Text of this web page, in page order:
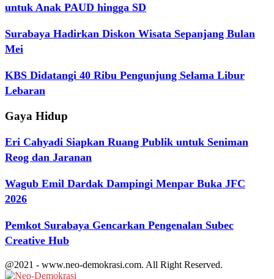
untuk Anak PAUD hingga SD
Surabaya Hadirkan Diskon Wisata Sepanjang Bulan
Mei
KBS Didatangi 40 Ribu Pengunjung Selama Libur
Lebaran
Gaya Hidup
Eri Cahyadi Siapkan Ruang Publik untuk Seniman
Reog dan Jaranan
Wagub Emil Dardak Dampingi Menpar Buka JFC
2026
Pemkot Surabaya Gencarkan Pengenalan Subec
Creative Hub
@2021 - www.neo-demokrasi.com. All Right Reserved.